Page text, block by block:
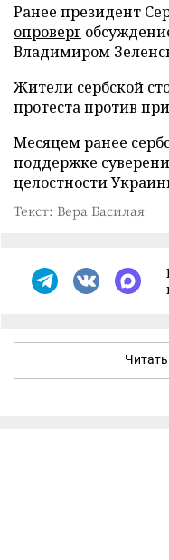
Ранее президент
опроверг
Владимиром
Жители сербской
протеста против
Месяцем ранее
поддержке
целостности
Текст: Вера Басилая